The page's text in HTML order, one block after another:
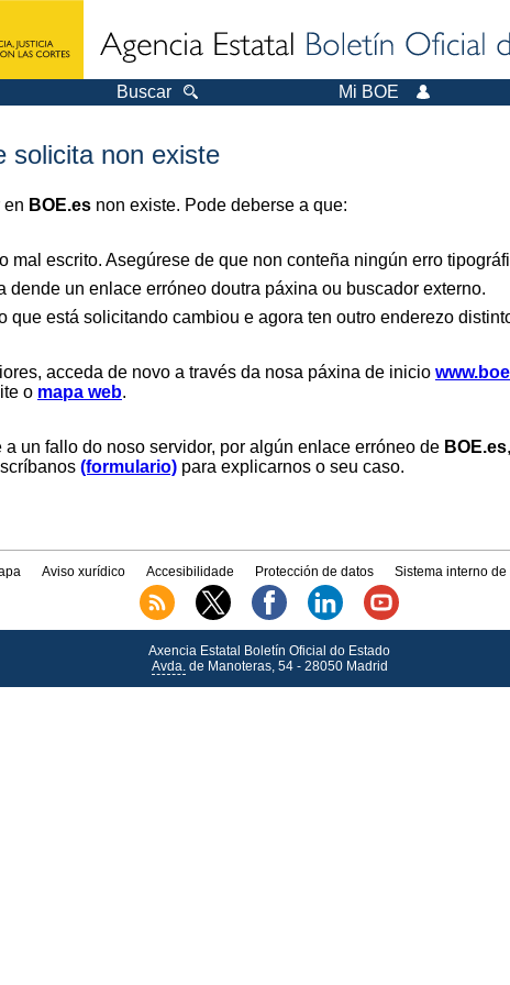
Buscar Mi BOE
solicita non existe
en BOE.es non existe. Pode deberse a que:
mal escrito. Asegúrese de que non conteña ningún erro
dende un enlace erróneo doutra páxina ou buscador externo.
que está solicitando cambiou e agora ten outro enderezo
acceda de novo a través da nosa páxina de inicio
o mapa web.
un fallo do noso servidor, por algún enlace erróneo de BOE.es
(formulario) para explicarnos o seu caso.
Aviso xurídico Accesibilidade Protección de datos Sistema interno
Axencia Estatal Boletín Oficial do Estado
Avda.de Manoteras, 54 - 28050 Madrid